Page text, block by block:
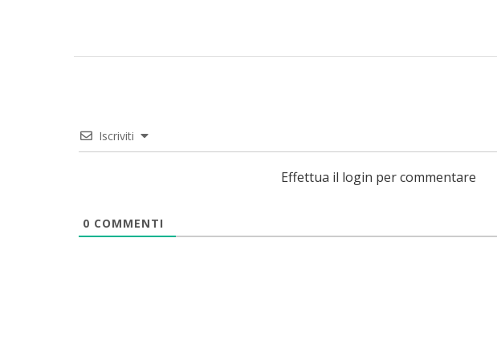
Iscriviti
Effettua il login per commentare
0 COMMENTI